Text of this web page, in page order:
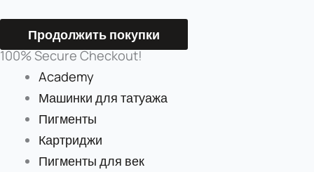
Продолжить покупки
100% Secure Checkout!
Academy
Машинки для татуажа
Пигменты
Картриджи
Пигменты для век